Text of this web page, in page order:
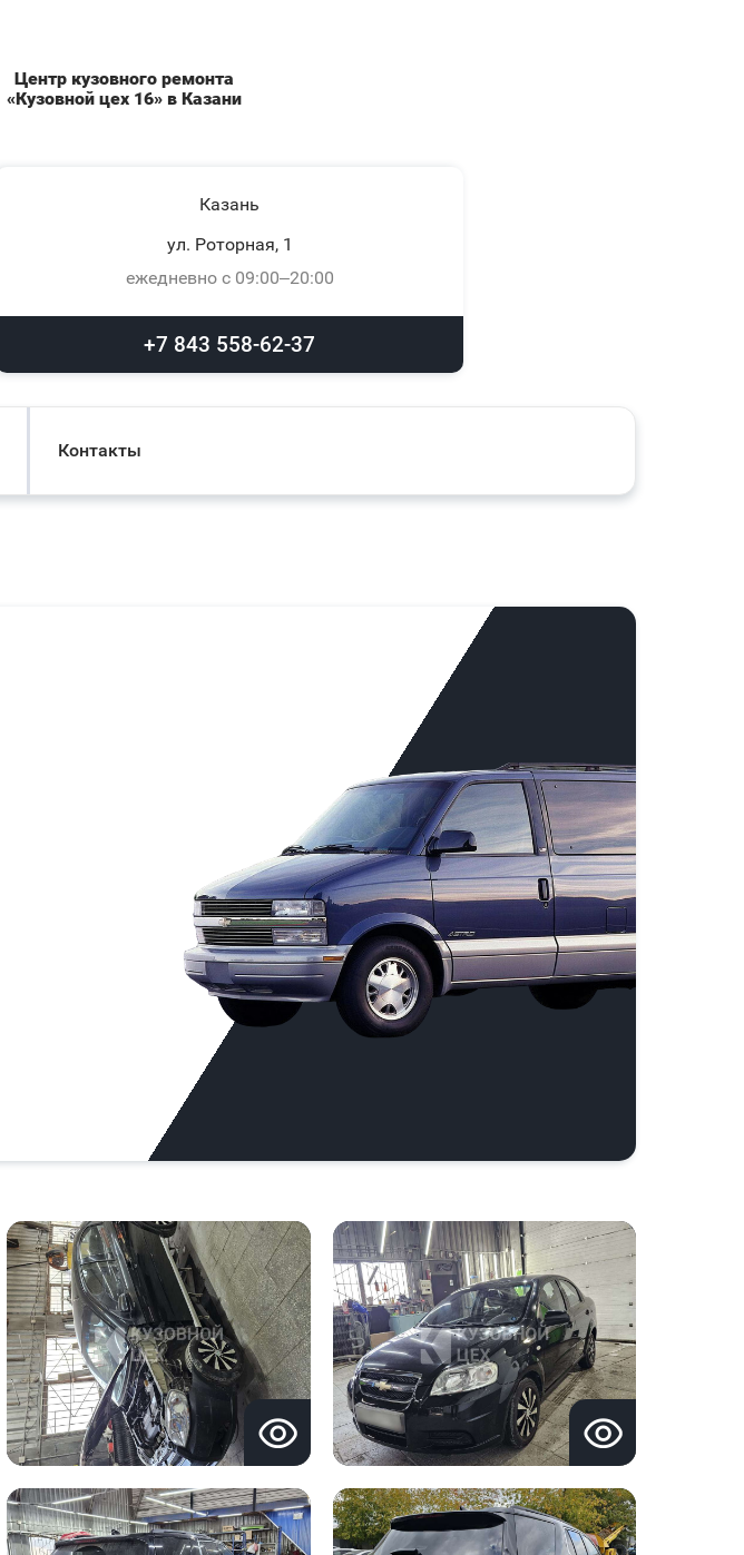
Центр кузовного ремонта
«Кузовной цех 16» в Казани
Казань
ул. Роторная, 1
ежедневно с 09:00–20:00
+7 843 558-62-37
Контакты